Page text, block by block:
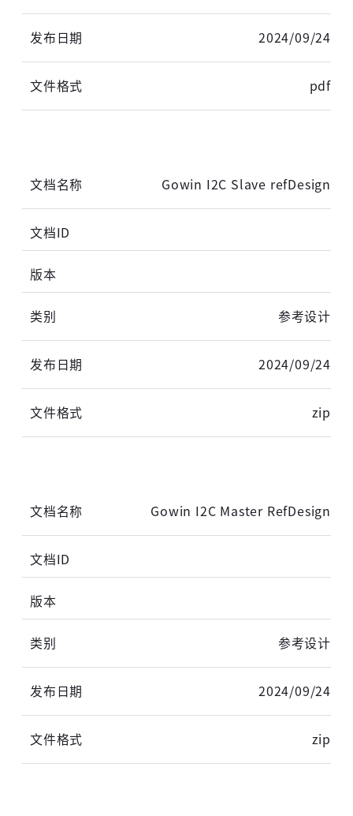
短信登录
获取验证码
未注册手机登录时会自动创建新账号,我已阅读并
2024/09/24
pdf
Gowin I2C Slave refDesign
参考设计
2024/09/24
zip
Gowin I2C Master RefDesign
参考设计
2024/09/24
zip